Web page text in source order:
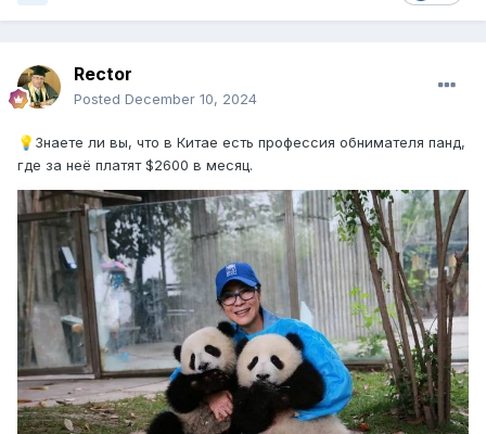
Rector
Posted December 10, 2024
💡 Знаете ли вы, что в Китае есть профессия обнимателя панд,
где за неё платят $2600 в месяц.